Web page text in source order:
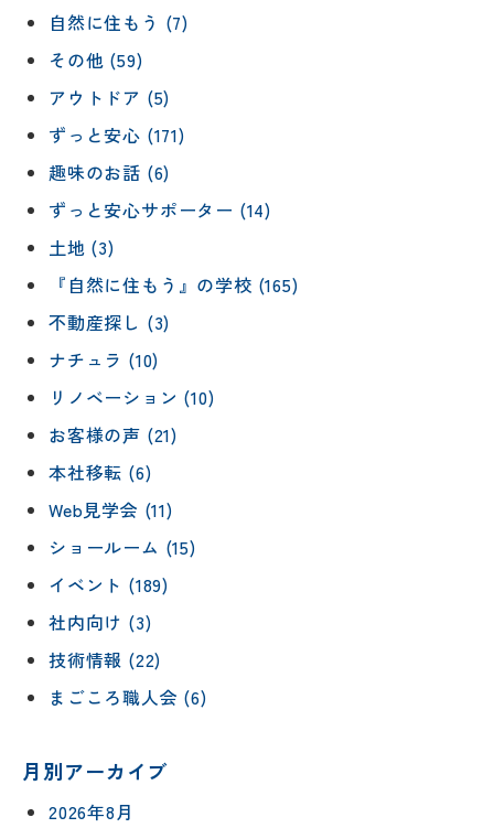
自然に住もう (7)
その他 (59)
アウトドア (5)
ずっと安心 (171)
趣味のお話 (6)
ずっと安心サポーター (14)
土地 (3)
『自然に住もう』の学校 (165)
不動産探し (3)
ナチュラ (10)
リノベーション (10)
お客様の声 (21)
本社移転 (6)
Web見学会 (11)
ショールーム (15)
イベント (189)
社内向け (3)
技術情報 (22)
まごころ職人会 (6)
月別アーカイブ
2026年8月